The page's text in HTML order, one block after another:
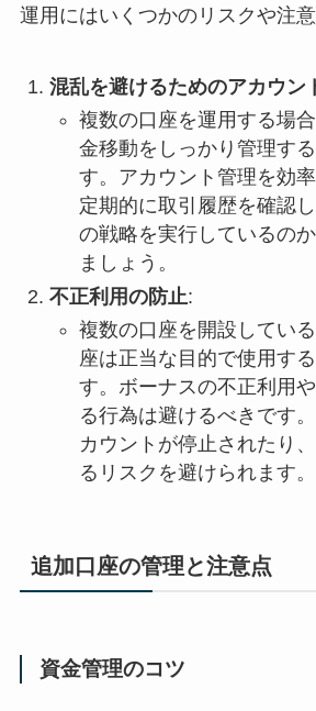
運用にはいくつかのリスクや注意
混乱を避けるためのアカウン
複数の口座を運用する場
金移動をしっかり管理す
す。アカウント管理を効率
定期的に取引履歴を確認
の戦略を実行しているの
ましょう。
不正利用の防止:
複数の口座を開設してい
座は正当な目的で使用す
す。ボーナスの不正利用
る行為は避けるべきです
カウントが停止されたり
るリスクを避けられます。
追加口座の管理と注意点
資金管理のコツ